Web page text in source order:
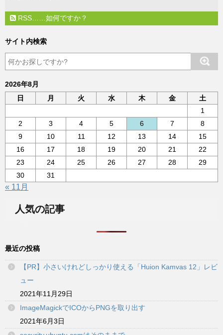
RSS……如何ですか？
サイト内検索
2026年8月
日
月 火 水 木 金
土
1
2
3 4 5 6 7
8
9
10 11 12 13 14
15
16
17 18 19 20 21
22
23
24 25 26 27 28
29
30
31
« 11月
人気の記事
最近の投稿
【PR】小さいけれどしっかり使える「Huion Kamvas 12」レビ
ュー
2021年11月29日
ImageMagickでICOからPNGを取り出す
2021年6月3日